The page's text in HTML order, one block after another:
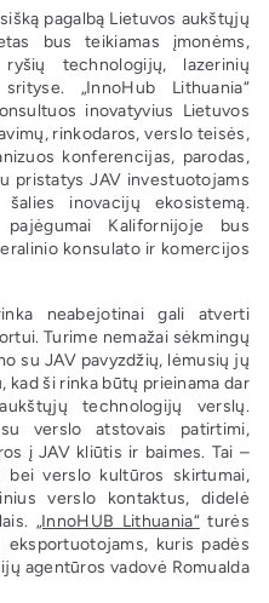
pagalbą Lietuvos aukštųjų
bus teikiamas įmonėms,
technologijų, lazerinių
„InnoHub Lithuania“
inovatyvius Lietuvos
rinkodaros, verslo teisės,
konferencijas, parodas,
pristatys JAV investuotojams
inovacijų ekosistemą.
Kalifornijoje bus
konsulato ir komercijos
neabejotinai gali atverti
Turime nemažai sėkmingų
su JAV pavyzdžių, lėmusių jų
kad ši rinka būtų prieinama dar
technologijų verslų.
verslo atstovais patirtimi,
į JAV kliūtis ir baimes. Tai –
verslo kultūros skirtumai,
verslo kontaktus, didelė
„InnoHUB Lithuania“turės
kuris padės
agentūros vadovė Romualda